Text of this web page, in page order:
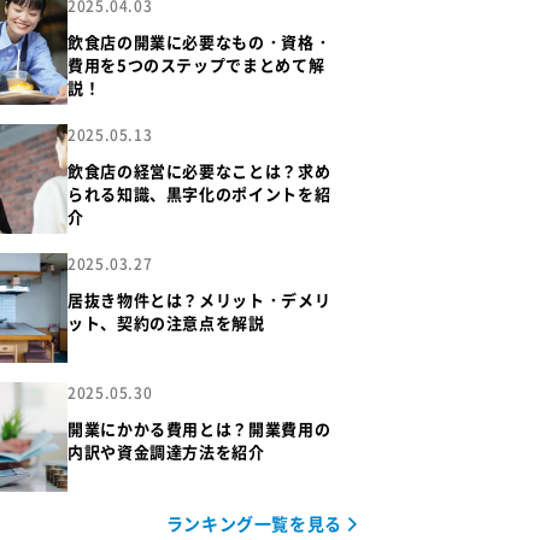
2025.04.03
飲食店の開業に必要なもの・資格・
費用を5つのステップでまとめて解
説！
2025.05.13
飲食店の経営に必要なことは？求め
られる知識、黒字化のポイントを紹
介
2025.03.27
居抜き物件とは？メリット・デメリ
ット、契約の注意点を解説
2025.05.30
開業にかかる費用とは？開業費用の
内訳や資金調達方法を紹介
ランキング一覧を見る